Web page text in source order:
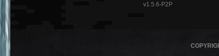
v1.5.6-P2P